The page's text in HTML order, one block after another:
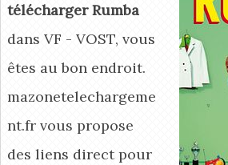
télécharger Rumba
dans VF - VOST, vous
êtes au bon endroit.
mazonetelechargeme
nt.fr vous propose
des liens direct pour